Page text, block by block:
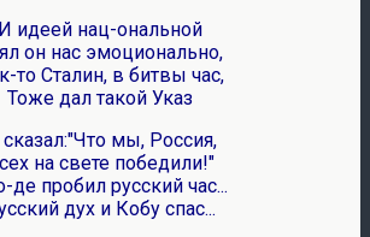
И идеей нац-ональной
он нас эмоционально,
то Сталин, в битвы час,
Тоже дал такой Указ
мы, Россия,
на свете победили!"
де пробил русский час...
дух и Кобу спас...